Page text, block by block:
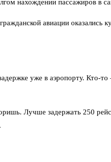
нахождении пассажиров в
авиации оказались
уже в аэропорту. Кто-
Лучше задержать 250